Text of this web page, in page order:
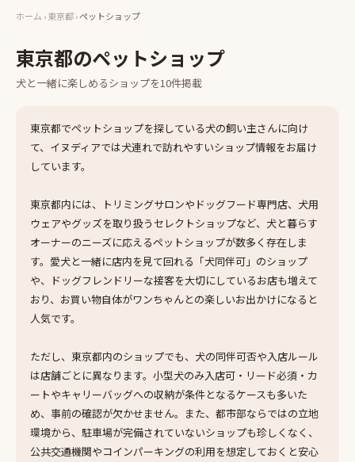
ホーム ›東京都›ペットショップ
東京都のペットショップ
犬と一緒に楽しめるショップを10件掲載
東京都でペットショップを探している犬の飼い主さんに向け
て、イヌディアでは犬連れで訪れやすいショップ情報をお届け
しています。
東京都内には、トリミングサロンやドッグフード専門店、犬用
ウェアやグッズを取り扱うセレクトショップなど、犬と暮らす
オーナーのニーズに応えるペットショップが数多く存在しま
す。愛犬と一緒に店内を見て回れる「犬同伴可」のショップ
や、ドッグフレンドリーな接客を大切にしているお店も増えて
おり、お買い物自体がワンちゃんとの楽しいお出かけになると
人気です。
ただし、東京都内のショップでも、犬の同伴可否や入店ルール
は店舗ごとに異なります。小型犬のみ入店可・リード必須・カ
ートやキャリーバッグへの収納が条件となるケースも多いた
め、事前の確認が欠かせません。また、都市部ならではの立地
環境から、駐車場が完備されていないショップも珍しくなく、
公共交通機関やコインパーキングの利用を想定しておくと安心